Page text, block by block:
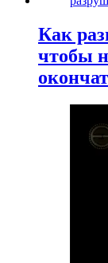
Как
чтобы